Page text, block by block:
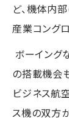
ど、機体内
産業コングロ
ボーイング
の搭載機会
ビジネス航
ス機の双方